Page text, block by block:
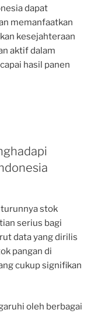
dapat
memanfaatkan
kesejahteraan
aktif dalam
hasil panen
stok
serius bagi
data yang dirilis
pangan di
cukup signifikan
oleh berbagai